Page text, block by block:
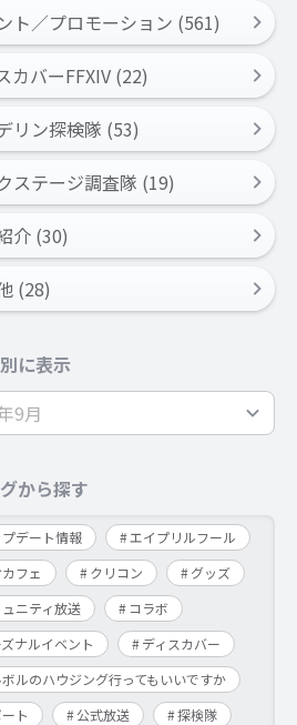
ト／プロモーション (561)
カバーFFXIV (22)
リン探検隊 (53)
ステージ調査隊 (19)
介 (30)
(28)
に表示
9月
から探す
デート情報
エイプリルフール
フェ
クリコン
グッズ
ニティ放送
コラボ
ナルイベント
ディスカバー
ルのハウジング行ってもいいですか
ト
公式放送
探検隊